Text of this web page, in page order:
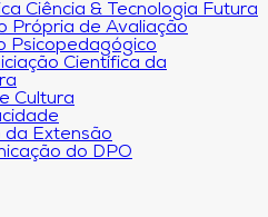
Ciência & Tecnologia Futura
Própria de Avaliação
Psicopedagógico
Científica da
Cultura
da Extensão
do DPO